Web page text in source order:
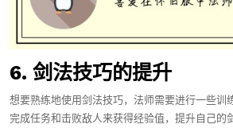
6. 剑法技巧的提升
想要熟练地使用剑法技巧，法师需要进行一些训
完成任务和击败敌人来获得经验值，提升自己的